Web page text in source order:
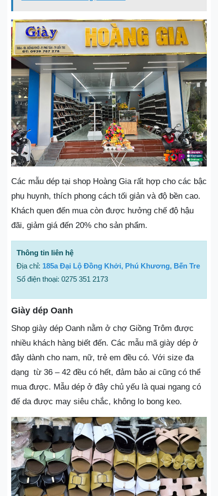
Các mẫu dép tại shop Hoàng Gia rất hợp cho các bậc
phụ huynh, thích phong cách tối giản và độ bền cao.
Khách quen đến mua còn được hưởng chế độ hậu
đãi, giảm giá đến 20% cho sản phẩm.
Thông tin liên hệ
Địa chỉ: 185a Đại Lộ Đồng Khởi, Phú Khương, Bến Tre
Số điện thoại: 0275 351 2173
Giày dép Oanh
Shop giày dép Oanh nằm ở chợ Giồng Trôm được
nhiều khách hàng biết đến. Các mẫu mã giày dép ở
đây dành cho nam, nữ, trẻ em đều có. Với size đa
dạng từ 36 – 42 đều có hết, đảm bảo ai cũng có thể
mua được. Mẫu dép ở đây chủ yếu là quai ngang có
đế da được may siêu chắc, không lo bong keo.